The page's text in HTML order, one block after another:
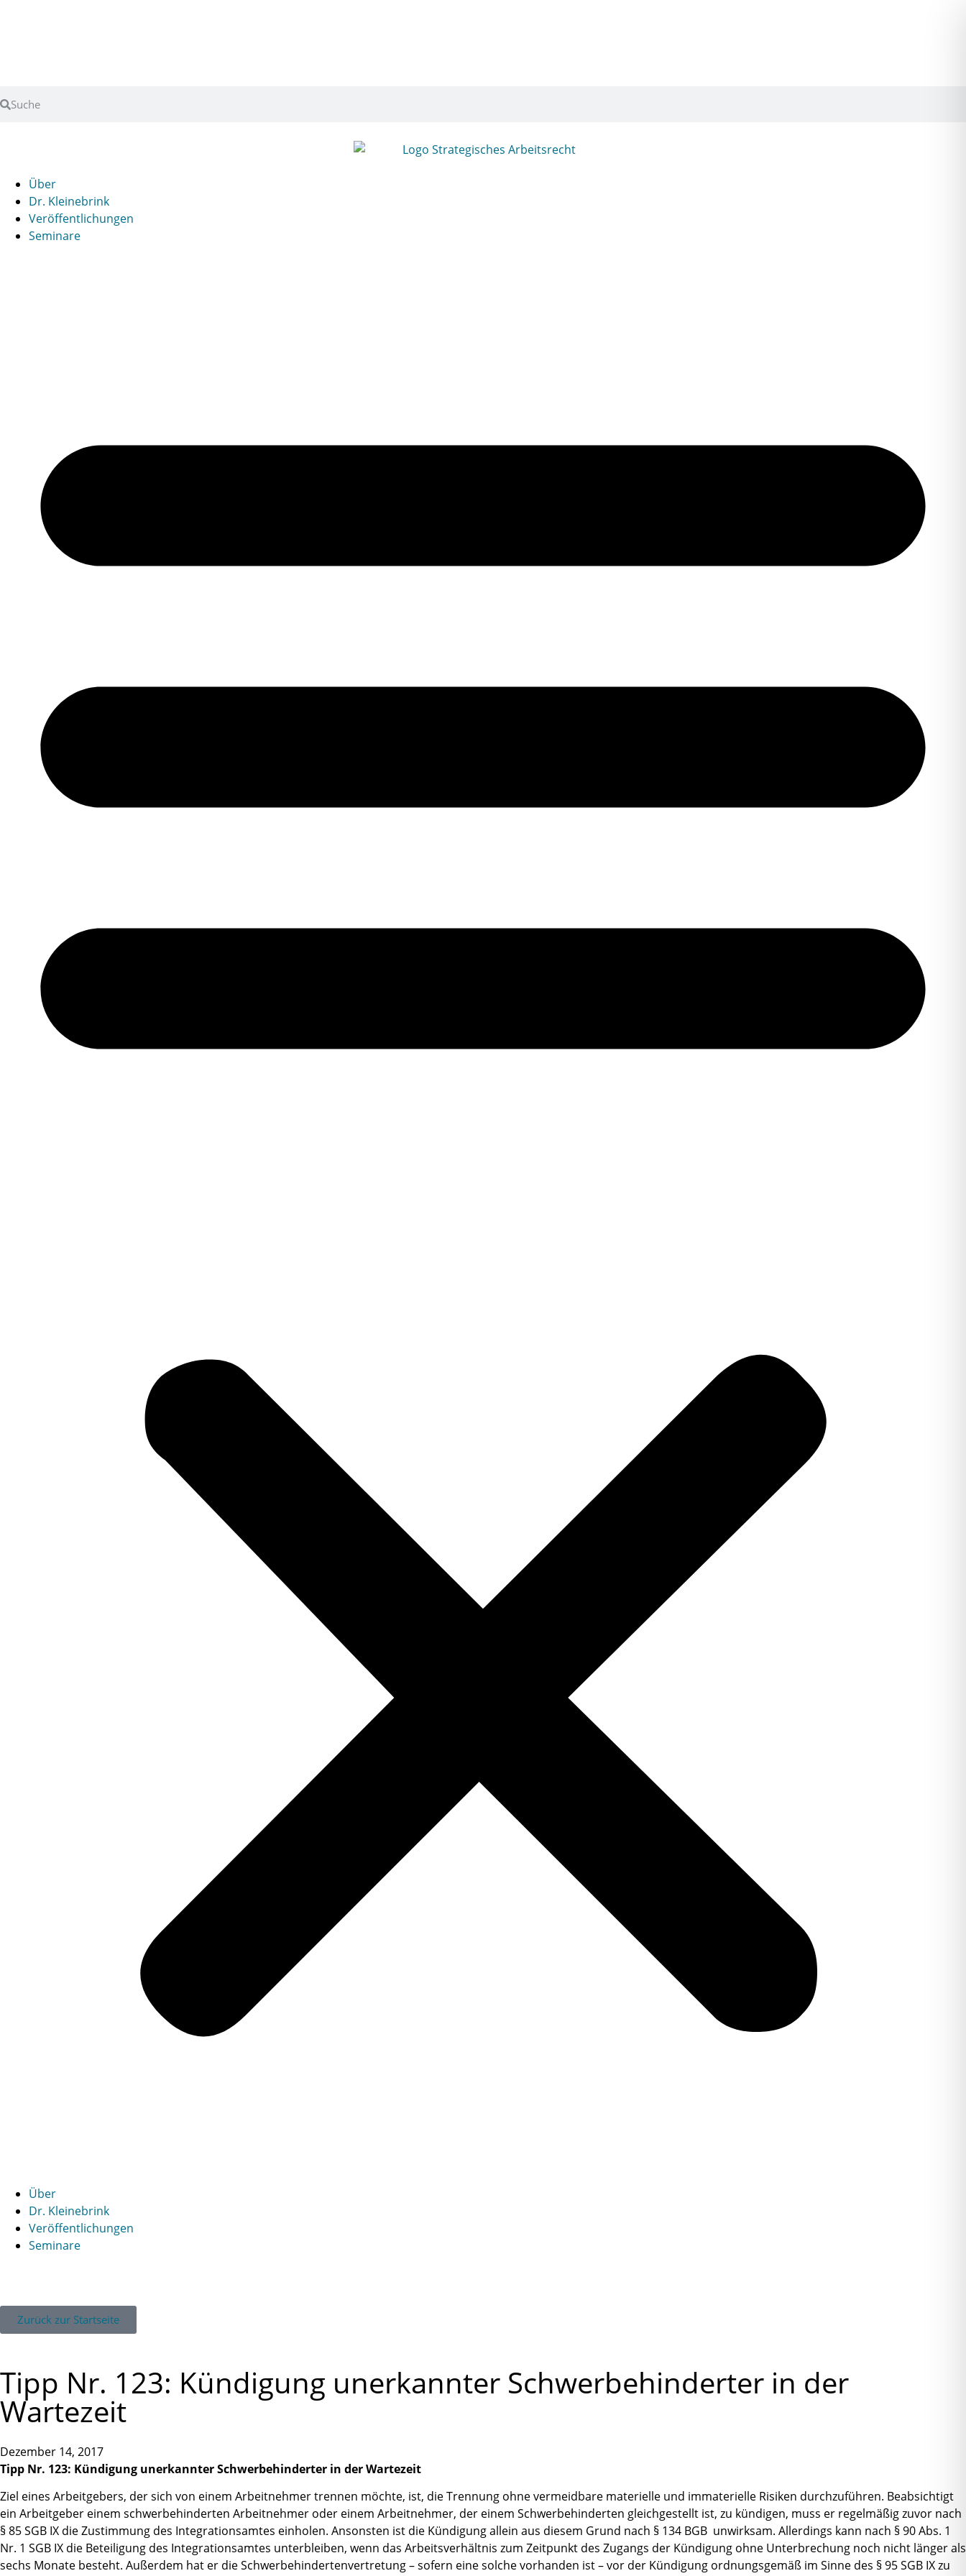
Über
Dr. Kleinebrink
Veröffentlichungen
Seminare
Über
Dr. Kleinebrink
Veröffentlichungen
Seminare
Zurück zur Startseite
Tipp Nr. 123: Kündigung unerkannter Schwerbehinderter in der
Wartezeit
Dezember 14, 2017
Tipp Nr. 123: Kündigung unerkannter Schwerbehinderter in der Wartezeit
Ziel eines Arbeitgebers, der sich von einem Arbeitnehmer trennen möchte, ist, die Trennung ohne vermeidbare materielle und immaterielle Risiken durchzuführen. Beabsichtigt
ein Arbeitgeber einem schwerbehinderten Arbeitnehmer oder einem Arbeitnehmer, der einem Schwerbehinderten gleichgestellt ist, zu kündigen, muss er regelmäßig zuvor nach
§ 85 SGB IX die Zustimmung des Integrationsamtes einholen. Ansonsten ist die Kündigung allein aus diesem Grund nach § 134 BGB unwirksam. Allerdings kann nach § 90 Abs. 1
Nr. 1 SGB IX die Beteiligung des Integrationsamtes unterbleiben, wenn das Arbeitsverhältnis zum Zeitpunkt des Zugangs der Kündigung ohne Unterbrechung noch nicht länger als
sechs Monate besteht. Außerdem hat er die Schwerbehindertenvertretung – sofern eine solche vorhanden ist – vor der Kündigung ordnungsgemäß im Sinne des § 95 SGB IX zu